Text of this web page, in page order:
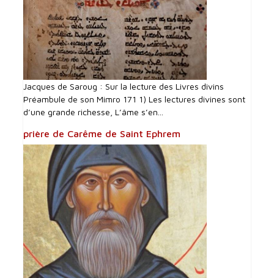
Jacques de Saroug : Sur la lecture des Livres divins
Préambule de son Mimro 171 1) Les lectures divines sont
d’une grande richesse, L’âme s’en...
prière de Carême de Saint Ephrem